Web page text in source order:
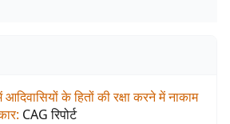
के हितों की रक्षा करने में नाकाम
: CAG रिपोर्ट